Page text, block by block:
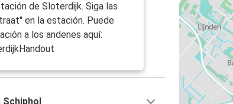
de Sloterdijk. Siga las
en la estación. Puede
a los andenes aquí: